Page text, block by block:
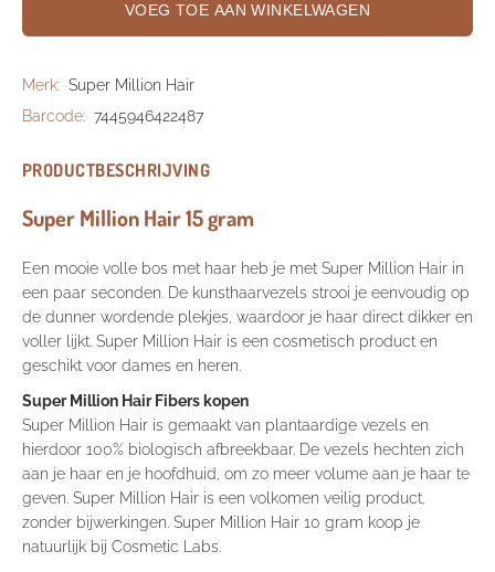
VOEG TOE AAN WINKELWAGEN
Merk: Super Million Hair
Barcode: 7445946422487
PRODUCTBESCHRIJVING
Super Million Hair 15 gram
Een mooie volle bos met haar heb je met Super Million Hair in
een paar seconden. De kunsthaarvezels strooi je eenvoudig op
de dunner wordende plekjes, waardoor je haar direct dikker en
voller lijkt. Super Million Hair is een cosmetisch product en
geschikt voor dames en heren.
Super Million Hair Fibers kopen
Super Million Hair is gemaakt van plantaardige vezels en
hierdoor 100% biologisch afbreekbaar. De vezels hechten zich
aan je haar en je hoofdhuid, om zo meer volume aan je haar te
geven. Super Million Hair is een volkomen veilig product,
zonder bijwerkingen. Super Million Hair 10 gram koop je
natuurlijk bij Cosmetic Labs.